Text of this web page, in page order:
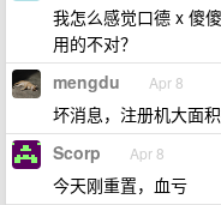
我怎么感觉口德 x 傻
用的不对？
mengdu Apr 8
坏消息，注册机大面积
Scorp Apr 8
今天刚重置，血亏